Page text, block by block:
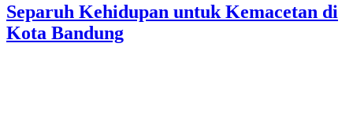
Separuh Kehidupan untuk Kemacetan di
Kota Bandung